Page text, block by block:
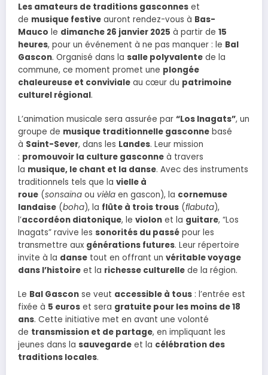
Les amateurs de traditions gasconnes et
de musique festive auront rendez-vous à Bas-
Mauco le dimanche 26 janvier 2025 à partir de 15
heures, pour un événement à ne pas manquer : le Bal
Gascon. Organisé dans la salle polyvalente de la
commune, ce moment promet une plongée
chaleureuse et conviviale au cœur du patrimoine
culturel régional.
L’animation musicale sera assurée par “Los Inagats”, un
groupe de musique traditionnelle gasconne basé
à Saint-Sever, dans les Landes. Leur mission
: promouvoir la culture gasconne à travers
la musique, le chant et la danse. Avec des instruments
traditionnels tels que la vielle à
roue (sonsaïna ou vièla en gascon), la cornemuse
landaise (boha), la flûte à trois trous (flabuta),
l’accordéon diatonique, le violon et la guitare, “Los
Inagats” ravive les sonorités du passé pour les
transmettre aux générations futures. Leur répertoire
invite à la danse tout en offrant un véritable voyage
dans l’histoire et la richesse culturelle de la région.
Le Bal Gascon se veut accessible à tous : l’entrée est
fixée à 5 euros et sera gratuite pour les moins de 18
ans. Cette initiative met en avant une volonté
de transmission et de partage, en impliquant les
jeunes dans la sauvegarde et la célébration des
traditions locales.